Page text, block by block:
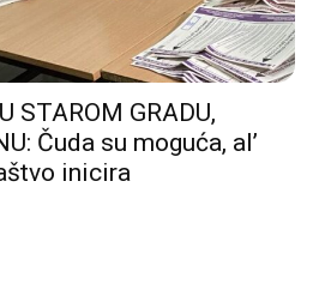
STAROM GRADU,
Čuda su moguća, al’
inicira